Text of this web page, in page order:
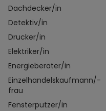
Dachdecker/in
Detektiv/in
Drucker/in
Elektriker/in
Energieberater/in
Einzelhandelskaufmann/-
frau
Fensterputzer/in